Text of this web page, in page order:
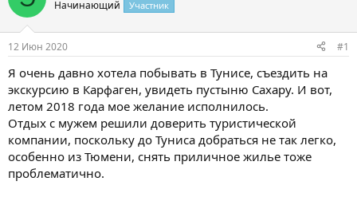
т
е
м
ы
н
а
л
Начинающий Участник
12 Июн 2020 #1
Я очень давно хотела побывать в Тунисе, съездить на
экскурсию в Карфаген, увидеть пустыню Сахару. И вот,
летом 2018 года мое желание исполнилось.
Отдых с мужем решили доверить туристической
компании, поскольку до Туниса добраться не так легко,
особенно из Тюмени, снять приличное жилье тоже
проблематично.